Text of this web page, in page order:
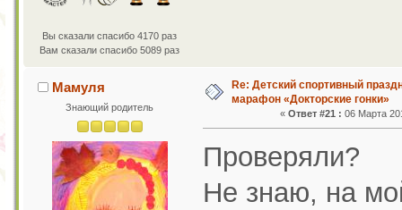
Вы сказали спасибо 4170 раз
Вам сказали спасибо 5089 раз
Мамуля
Знающий родитель
Re: Детский спортивный
марафон «Докторские гонки»
« Ответ #21 : 06 Марта
Проверяли?
Не знаю, на